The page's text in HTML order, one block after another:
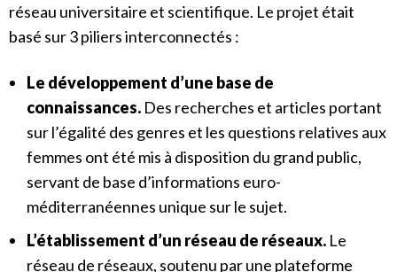
réseau universitaire et scientifique. Le projet était
basé sur 3 piliers interconnectés :
Le développement d’une base de
connaissances. Des recherches et articles portant
sur l’égalité des genres et les questions relatives aux
femmes ont été mis à disposition du grand public,
servant de base d’informations euro-
méditerranéennes unique sur le sujet.
L’établissement d’un réseau de réseaux. Le
réseau de réseaux, soutenu par une plateforme